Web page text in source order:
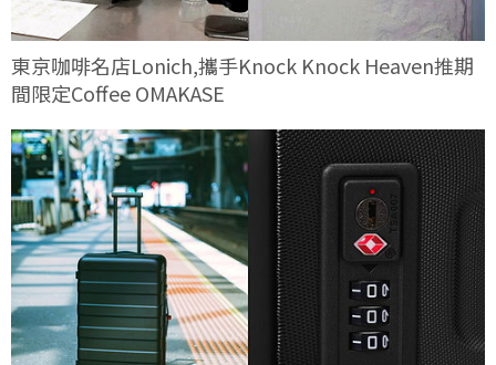
東京咖啡名店Lonich,攜手Knock Knock Heaven推期
間限定Coffee OMAKASE